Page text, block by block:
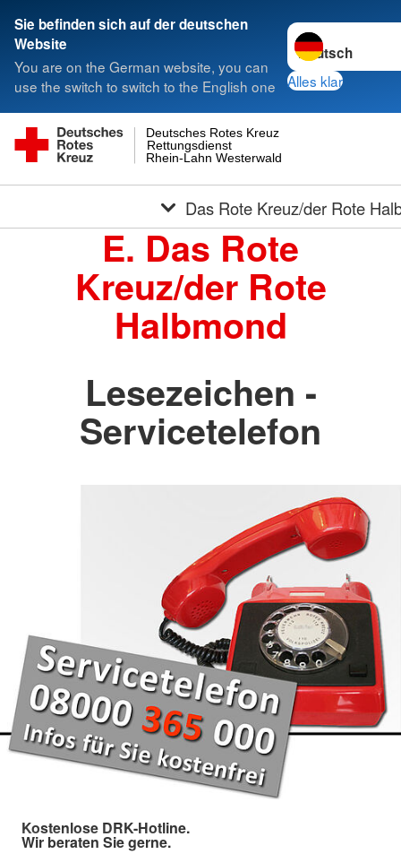
Sie befinden sich auf der deutschen
Website
You are on the German website, you can
use the switch to switch to the English one
Sprache
Alles klar
Rhein-Lahn Westerwald
Rettungsdienst
Deutsches Rotes Kreuz
Das Rote Kreuz/der Rote
E. Das Rote
Kreuz/der Rote
Halbmond
Lesezeichen -
Servicetelefon
Kostenlose DRK-Hotline.
Wir beraten Sie gerne.